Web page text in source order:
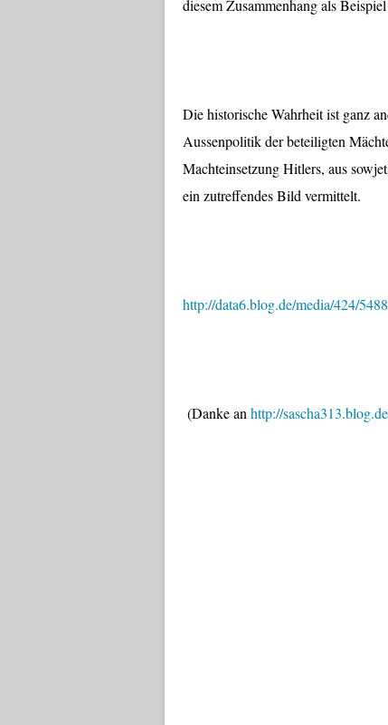
diesem Zusammenhang als
Die historische Wahrheit ist ganz
Aussenpolitik der beteiligten
Machteinsetzung Hitlers, aus
ein zutreffendes Bild vermittelt.
http://data6.blog.de/media/424/
(Danke an http://